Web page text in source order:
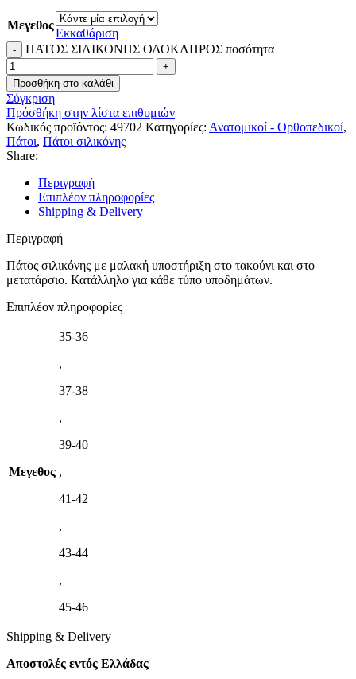
Μεγεθος
Εκκαθάριση
ΠΑΤΟΣ ΣΙΛΙΚΟΝΗΣ ΟΛΟΚΛΗΡΟΣ ποσότητα
Προσθήκη στο καλάθι
Σύγκριση
Πρόσθήκη στην λίστα επιθυμιών
Κωδικός προϊόντος: 49702 Κατηγορίες: Ανατομικοί - Ορθοπεδικοί,
Πάτοι, Πάτοι σιλικόνης
Share:
Περιγραφή
Επιπλέον πληροφορίες
Shipping & Delivery
Περιγραφή
Πάτος σιλικόνης με μαλακή υποστήριξη στο τακούνι και στο
μετατάρσιο. Κατάλληλο για κάθε τύπο υποδημάτων.
Επιπλέον πληροφορίες
Μεγεθος
35-36
,
37-38
,
39-40
,
41-42
,
43-44
,
45-46
Shipping & Delivery
Αποστολές εντός Ελλάδας